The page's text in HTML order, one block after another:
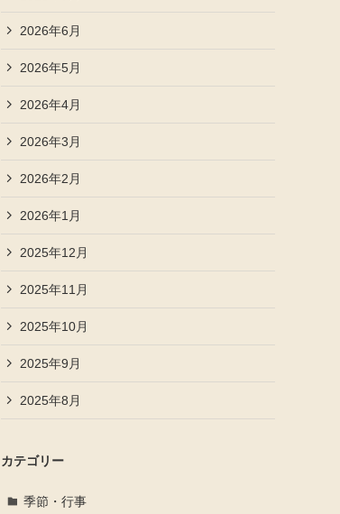
2026年6月
2026年5月
2026年4月
2026年3月
2026年2月
2026年1月
2025年12月
2025年11月
2025年10月
2025年9月
2025年8月
カテゴリー
季節・行事